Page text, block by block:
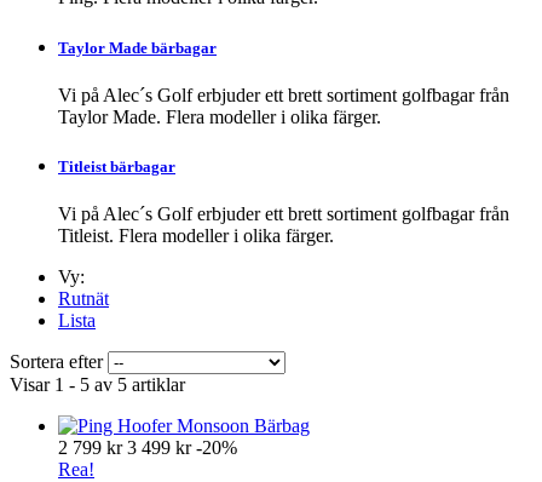
Taylor Made bärbagar
Vi på Alec´s Golf erbjuder ett brett sortiment golfbagar från
Taylor Made. Flera modeller i olika färger.
Titleist bärbagar
Vi på Alec´s Golf erbjuder ett brett sortiment golfbagar från
Titleist. Flera modeller i olika färger.
Vy:
Rutnät
Lista
Sortera efter
Visar 1 - 5 av 5 artiklar
2 799 kr3 499 kr-20%
Rea!